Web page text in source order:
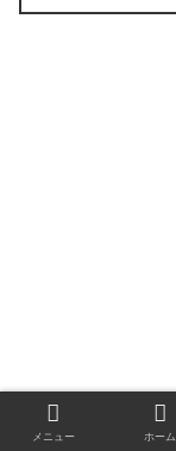
メニュー ホーム